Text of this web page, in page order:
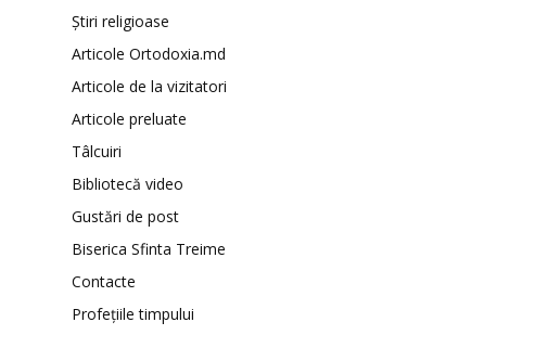
Știri religioase
Articole Ortodoxia.md
Articole de la vizitatori
Articole preluate
Tâlcuiri
Bibliotecă video
Gustări de post
Biserica Sfinta Treime
Contacte
Profețiile timpului